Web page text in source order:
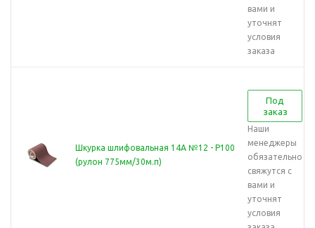
вами и
уточнят
условия
заказа
Шкурка шлифовальная 14А №12 - Р100
(рулон 775мм/30м.п)
Под
заказ
Наши
менеджеры
обязательно
свяжутся с
вами и
уточнят
условия